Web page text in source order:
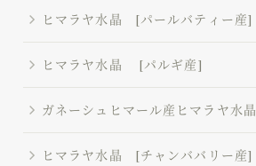
ヒマラヤ水晶 [パールバティー産]
ヒマラヤ水晶 [パルギ産]
ガネーシュヒマール産ヒマラヤ水晶
ヒマラヤ水晶 [チャンババリー産]